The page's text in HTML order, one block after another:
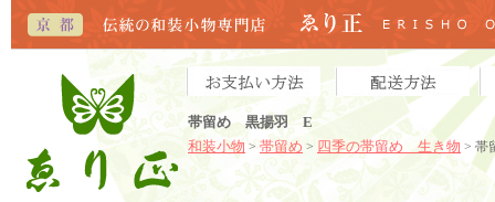
帯留め 黒揚羽 E
和装小物 > 帯留め > 四季の帯留め 生き物 >